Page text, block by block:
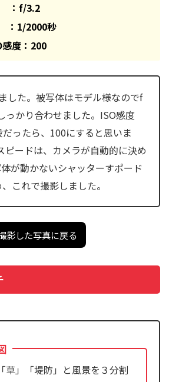
：f/3.2
：1/2000秒
感度：200
した。被写体はモデル様なのでf
っかり合わせました。ISO感度
ったら、100にすると思いま
ピードは、カメラが自動的に決め
が動かないシャッターすポード
これで撮影しました。
影した写真に戻る
草」「堤防」と風景を３分割